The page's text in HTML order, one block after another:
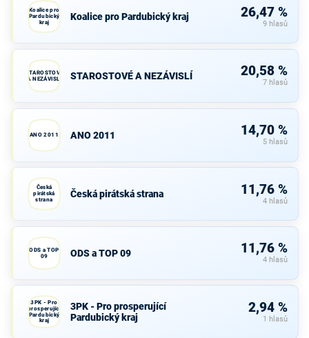
Koalice pro
Pardubický
kraj
Koalice pro Pardubický kraj 26,47 %
9 hlasů
STAROSTOVÉ
A NEZÁVISLÍ
STAROSTOVÉ A NEZÁVISLÍ 20,58 %
7 hlasů
ANO 2011 ANO 2011 14,70 %
5 hlasů
Česká
pirátská
strana
Česká pirátská strana 11,76 %
4 hlasů
ODS a TOP
09
ODS a TOP 09 11,76 %
4 hlasů
3PK - Pro
prosperující
Pardubický
kraj
3PK - Pro prosperující
Pardubický kraj
2,94 %
1 hlasů